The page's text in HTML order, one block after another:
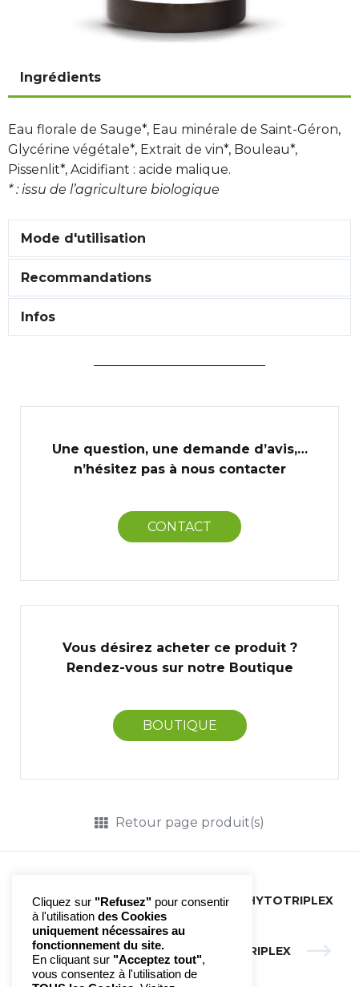
Ingrédients
Eau florale de Sauge*, Eau minérale de Saint-Géron,
Glycérine végétale*, Extrait de vin*, Bouleau*,
Pissenlit*, Acidifiant : acide malique.
* : issu de l’agriculture biologique
Mode d'utilisation
Recommandations
Infos
Une question, une demande d’avis,…
n’hésitez pas à nous contacter
CONTACT
Vous désirez acheter ce produit ?
Rendez-vous sur notre Boutique
BOUTIQUE
Retour page produit(s)
N°01 TERRAIN ALLERGIQUE | PHYTOTRIPLEX
N°03 BEAUTÉ DE LA PEAU | PHYTOTRIPLEX
Cliquez sur "Refusez" pour consentir
à l'utilisation des Cookies
uniquement nécessaires au
fonctionnement du site.
En cliquant sur "Acceptez tout",
vous consentez à l'utilisation de